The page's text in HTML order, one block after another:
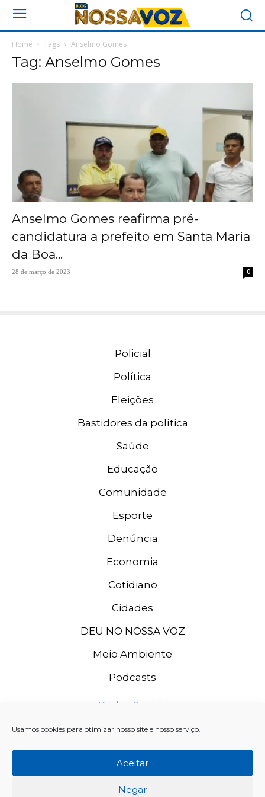
Usamos cookies para otimizar nosso site e nosso serviço.
Aceitar
Negar
Home Tags Anselmo Gomes
Tag: Anselmo Gomes
Anselmo Gomes reafirma pré-
candidatura a prefeito em Santa Maria
da Boa...
28 de março de 2023 0
Policial
Política
Eleições
Bastidores da política
Saúde
Educação
Comunidade
Esporte
Denúncia
Economia
Cotidiano
Cidades
DEU NO NOSSA VOZ
Meio Ambiente
Podcasts
Redes Sociais